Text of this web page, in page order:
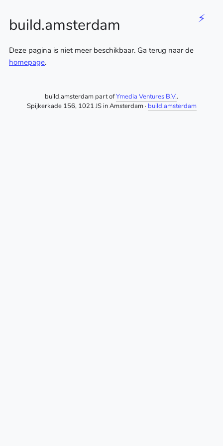
⚡
build.amsterdam
Deze pagina is niet meer beschikbaar. Ga terug naar de
homepage.
build.amsterdam part ofYmedia Ventures B.V..
Spijkerkade 156, 1021 JS in Amsterdam · build.amsterdam